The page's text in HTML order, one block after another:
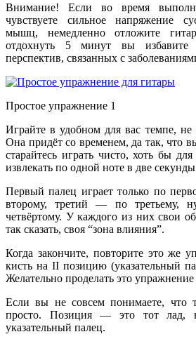
Внимание! Если во время
чувствуете сильное напряжение
мышц, немедленно отложите
отдохнуть 5 минут вы избавите
перспектив, связанных с
Простое упражнение 1
Играйте в удобном для вас темпе, не
Она придёт со временем, да так, что
старайтесь играть чисто, хоть бы
извлекать по одной ноте в две
Первый палец играет только по
второму, третий — по третьему,
четвёртому. У каждого из них свои
так сказать, своя “зона влияния”.
Когда закончите, повторите это же
кисть на II позицию (указательный
Желательно проделать это
Если вы не совсем понимаете, что
просто. Позиция — это тот лад,
указательный палец.